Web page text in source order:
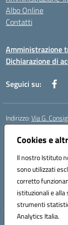
Cookies e
Il nostro Istituto
sono utilizzati
corretto
istituzionali e
strumenti
Analytics Italia.
Albo Online
Contatti
Amministrazione
Dichiarazione di
Seguici su:
Indirizzo:Via G.
Centralino:
Posta elettronica
Codice fiscale:
Codice
Codice Indice delle
Codice unico di